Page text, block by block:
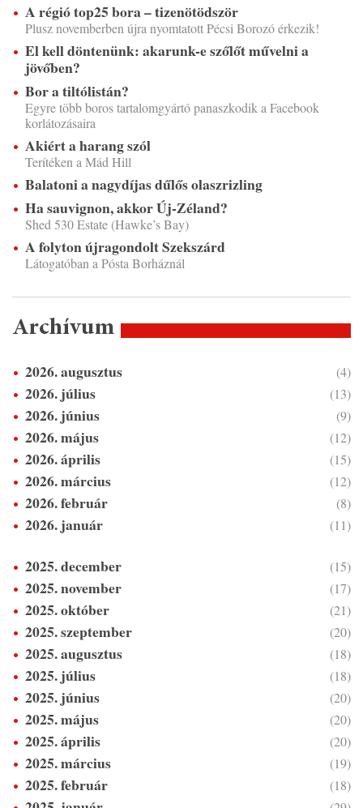
A régió top25 bora – tizenötödször
Plusz novemberben újra nyomtatott Pécsi Borozó érkezik!
El kell döntenünk: akarunk-e szőlőt művelni a
jövőben?
Bor a tiltólistán?
Egyre több boros tartalomgyártó panaszkodik a Facebook
korlátozásaira
Akiért a harang szól
Terítéken a Mád Hill
Balatoni a nagydíjas dűlős olaszrizling
Ha sauvignon, akkor Új-Zéland?
Shed 530 Estate (Hawke’s Bay)
A folyton újragondolt Szekszárd
Látogatóban a Pósta Borháznál
Archívum
2026. augusztus (4)
2026. július (13)
2026. június (9)
2026. május (12)
2026. április (15)
2026. március (12)
2026. február (8)
2026. január (11)
2025. december (15)
2025. november (17)
2025. október (21)
2025. szeptember (20)
2025. augusztus (18)
2025. július (18)
2025. június (20)
2025. május (20)
2025. április (20)
2025. március (19)
2025. február (18)